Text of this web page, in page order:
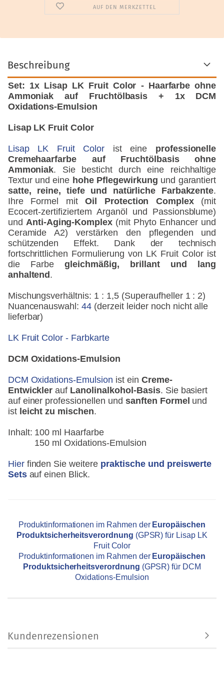
AUF DEN MERKZETTEL
Beschreibung
Set: 1x Lisap LK Fruit Color - Haarfarbe ohne
Ammoniak auf Fruchtölbasis + 1x DCM
Oxidations-Emulsion
Lisap LK Fruit Color
Lisap LK Fruit Color ist eine professionelle
Cremehaarfarbe auf Fruchtölbasis ohne
Ammoniak. Sie besticht durch eine reichhaltige
Textur und eine hohe Pflegewirkung und garantiert
satte, reine, tiefe und natürliche Farbakzente.
Ihre Formel mitOil Protection Complex(mit
Ecocert-zertifiziertem Arganöl und Passionsblume)
und Anti-Aging-Komplex (mit Phyto Enhancer und
Ceramide A2) verstärken den pflegenden und
schützenden Effekt. Dank der technisch
fortschrittlichen Formulierung von LK Fruit Color ist
die Farbegleichmäßig, brillant und lang
anhaltend .
Mischungsverhältnis: 1 : 1,5 (Superaufheller 1 : 2)
Nuancenauswahl:44 (derzeit leider noch nicht alle
lieferbar)
LK Fruit Color - Farbkarte
DCM Oxidations-Emulsion
DCM Oxidations-Emulsion ist ein Creme-
Entwickler auf Lanolinalkohol-Basis. Sie basiert
auf einer professionellen und sanften Formel und
ist leicht zu mischen.
Inhalt: 100 ml Haarfarbe
150 ml Oxidations-Emulsion
Hierfinden Sie weitere praktische und preiswerte
Setsauf einen Blick.
Produktinformationen im Rahmen der Europäischen
Produktsicherheitsverordnung (GPSR) für Lisap LK
Fruit Color
Produktinformationen im Rahmen der Europäischen
Produktsicherheitsverordnung (GPSR) für DCM
Oxidations-Emulsion
Kundenrezensionen